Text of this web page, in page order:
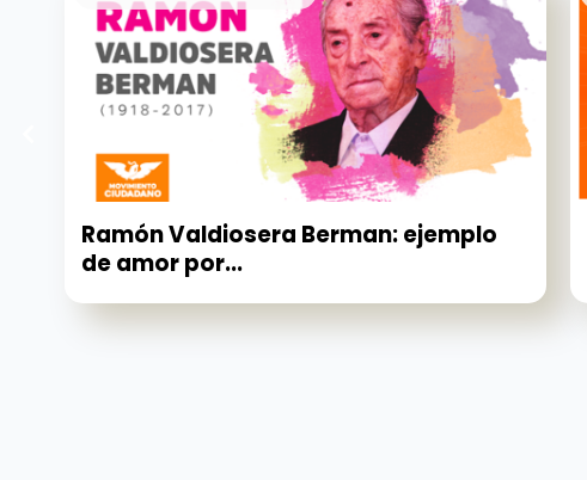
Ramón Valdiosera Berman: ejemplo
de amor por...